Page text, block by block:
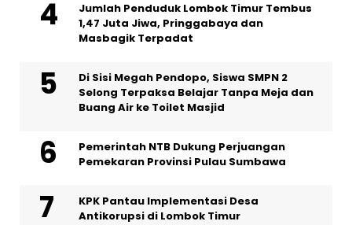
Jumlah Penduduk Lombok Timur Tembus
1,47 Juta Jiwa, Pringgabaya dan
Masbagik Terpadat
Di Sisi Megah Pendopo, Siswa SMPN 2
Selong Terpaksa Belajar Tanpa Meja dan
Buang Air ke Toilet Masjid
Pemerintah NTB Dukung Perjuangan
Pemekaran Provinsi Pulau Sumbawa
KPK Pantau Implementasi Desa
Antikorupsi di Lombok Timur